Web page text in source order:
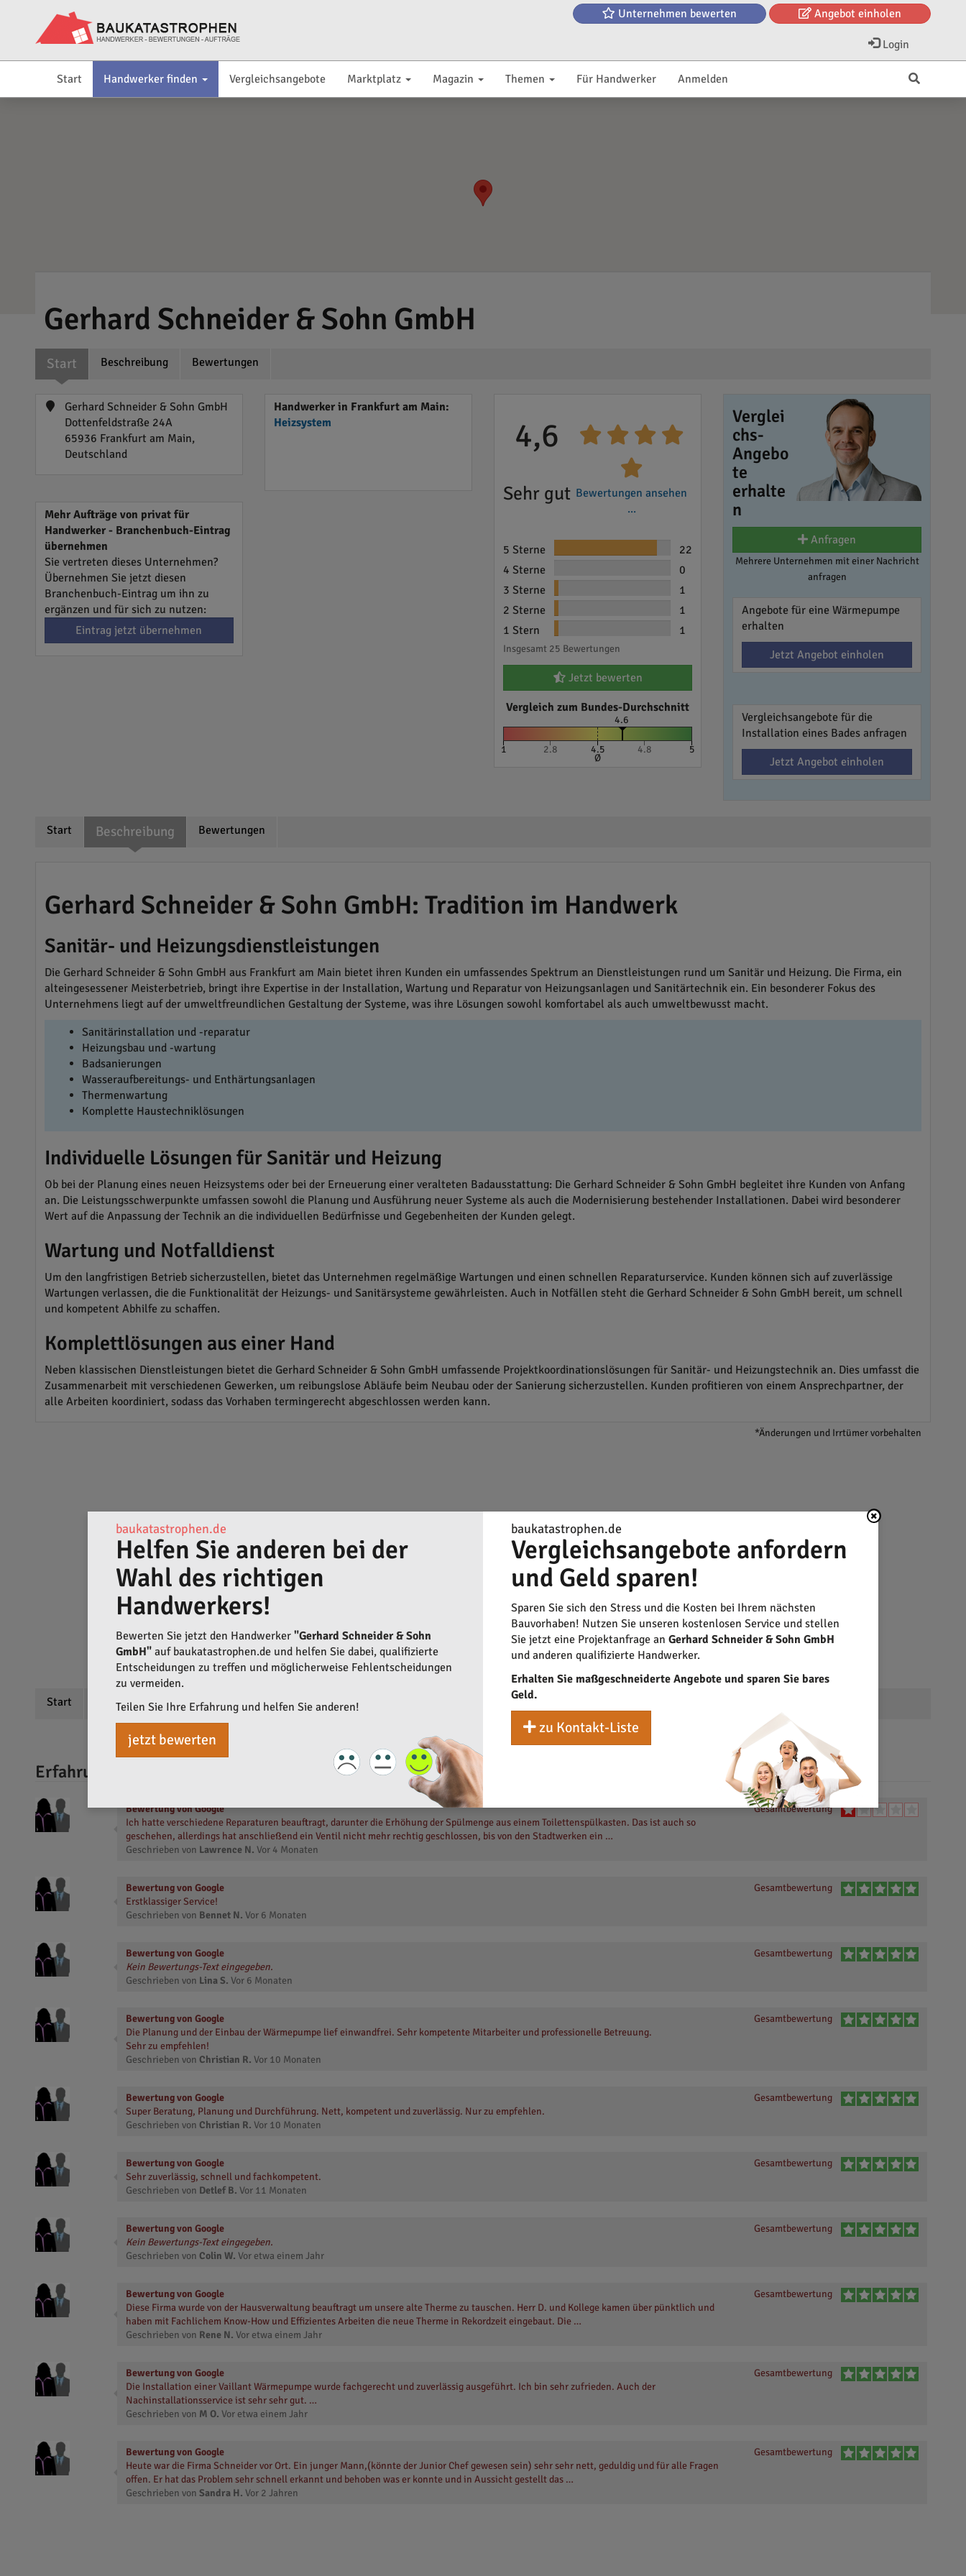
Unternehmen bewerten Angebot einholen
Login
Start Handwerker finden Vergleichsangebote Marktplatz Magazin Themen Für Handwerker Anmelden
Gerhard Schneider & Sohn GmbH
Start Beschreibung Bewertungen
Gerhard Schneider & Sohn GmbH
Dottenfeldstraße 24A
65936 Frankfurt am Main,
Deutschland
Handwerker in Frankfurt am Main:
Heizsystem
Mehr Aufträge von privat für
Handwerker - Branchenbuch-Eintrag
übernehmen
Sie vertreten dieses Unternehmen?
Übernehmen Sie jetzt diesen
Branchenbuch-Eintrag um ihn zu
ergänzen und für sich zu nutzen:
Eintrag jetzt übernehmen
4,6
Sehr gut Bewertungen ansehen
...
5 Sterne
22
4 Sterne
0
3 Sterne
1
2 Sterne
1
1 Stern
1
Insgesamt 25 Bewertungen
Jetzt bewerten
Vergleich zum Bundes-Durchschnitt
4.6
1 2.8 4.5
Ø
4.8 5
Verglei
chs-
Angebo
te
erhalte
n
Anfragen
Mehrere Unternehmen mit einer Nachricht
anfragen
Angebote für eine Wärmepumpe
erhalten
Jetzt Angebot einholen
Vergleichsangebote für die
Installation eines Bades anfragen
Jetzt Angebot einholen
Start Beschreibung Bewertungen
Gerhard Schneider & Sohn GmbH: Tradition im Handwerk
Sanitär- und Heizungsdienstleistungen
Die Gerhard Schneider & Sohn GmbH aus Frankfurt am Main bietet ihren Kunden ein umfassendes Spektrum an Dienstleistungen rund um Sanitär und Heizung. Die Firma, ein
alteingesessener Meisterbetrieb, bringt ihre Expertise in der Installation, Wartung und Reparatur von Heizungsanlagen und Sanitärtechnik ein. Ein besonderer Fokus des
Unternehmens liegt auf der umweltfreundlichen Gestaltung der Systeme, was ihre Lösungen sowohl komfortabel als auch umweltbewusst macht.
Sanitärinstallation und -reparatur
Heizungsbau und -wartung
Badsanierungen
Wasseraufbereitungs- und Enthärtungsanlagen
Thermenwartung
Komplette Haustechniklösungen
Individuelle Lösungen für Sanitär und Heizung
Ob bei der Planung eines neuen Heizsystems oder bei der Erneuerung einer veralteten Badausstattung: Die Gerhard Schneider & Sohn GmbH begleitet ihre Kunden von Anfang
an. Die Leistungsschwerpunkte umfassen sowohl die Planung und Ausführung neuer Systeme als auch die Modernisierung bestehender Installationen. Dabei wird besonderer
Wert auf die Anpassung der Technik an die individuellen Bedürfnisse und Gegebenheiten der Kunden gelegt.
Wartung und Notfalldienst
Um den langfristigen Betrieb sicherzustellen, bietet das Unternehmen regelmäßige Wartungen und einen schnellen Reparaturservice. Kunden können sich auf zuverlässige
Wartungen verlassen, die die Funktionalität der Heizungs- und Sanitärsysteme gewährleisten. Auch in Notfällen steht die Gerhard Schneider & Sohn GmbH bereit, um schnell
und kompetent Abhilfe zu schaffen.
Komplettlösungen aus einer Hand
Neben klassischen Dienstleistungen bietet die Gerhard Schneider & Sohn GmbH umfassende Projektkoordinationslösungen für Sanitär- und Heizungstechnik an. Dies umfasst die
Zusammenarbeit mit verschiedenen Gewerken, um reibungslose Abläufe beim Neubau oder der Sanierung sicherzustellen. Kunden profitieren von einem Ansprechpartner, der
alle Arbeiten koordiniert, sodass das Vorhaben termingerecht abgeschlossen werden kann.
*Änderungen und Irrtümer vorbehalten
Start Beschreibung Bewertungen
Erfahrungen mit Gerhard Schneider & Sohn GmbH
Gesamtbewertung
Bewertung von Google
Ich hatte verschiedene Reparaturen beauftragt, darunter die Erhöhung der Spülmenge aus einem Toilettenspülkasten. Das ist auch so
geschehen, allerdings hat anschließend ein Ventil nicht mehr rechtig geschlossen, bis von den Stadtwerken ein …
Geschrieben von Lawrence N. Vor 4 Monaten
Gesamtbewertung
Bewertung von Google
Erstklassiger Service!
Geschrieben von Bennet N. Vor 6 Monaten
Gesamtbewertung
Bewertung von Google
Kein Bewertungs-Text eingegeben.
Geschrieben von Lina S. Vor 6 Monaten
Gesamtbewertung
Bewertung von Google
Die Planung und der Einbau der Wärmepumpe lief einwandfrei. Sehr kompetente Mitarbeiter und professionelle Betreuung.
Sehr zu empfehlen!
Geschrieben von Christian R. Vor 10 Monaten
Gesamtbewertung
Bewertung von Google
Super Beratung, Planung und Durchführung. Nett, kompetent und zuverlässig. Nur zu empfehlen.
Geschrieben von Christian R. Vor 10 Monaten
Gesamtbewertung
Bewertung von Google
Sehr zuverlässig, schnell und fachkompetent.
Geschrieben von Detlef B. Vor 11 Monaten
Gesamtbewertung
Bewertung von Google
Kein Bewertungs-Text eingegeben.
Geschrieben von Colin W. Vor etwa einem Jahr
Gesamtbewertung
Bewertung von Google
Diese Firma wurde von der Hausverwaltung beauftragt um unsere alte Therme zu tauschen. Herr D. und Kollege kamen über pünktlich und
haben mit Fachlichem Know-How und Effizientes Arbeiten die neue Therme in Rekordzeit eingebaut. Die …
Geschrieben von Rene N. Vor etwa einem Jahr
Gesamtbewertung
Bewertung von Google
Die Installation einer Vaillant Wärmepumpe wurde fachgerecht und zuverlässig ausgeführt. Ich bin sehr zufrieden. Auch der
Nachinstallationsservice ist sehr sehr gut. …
Geschrieben von M O. Vor etwa einem Jahr
Gesamtbewertung
Bewertung von Google
Heute war die Firma Schneider vor Ort. Ein junger Mann,(könnte der Junior Chef gewesen sein) sehr sehr nett, geduldig und für alle Fragen
offen. Er hat das Problem sehr schnell erkannt und behoben was er konnte und in Aussicht gestellt das …
Geschrieben von Sandra H. Vor 2 Jahren
baukatastrophen.de
Helfen Sie anderen bei der
Wahl des richtigen
Handwerkers!
Bewerten Sie jetzt den Handwerker "Gerhard Schneider & Sohn
GmbH" auf baukatastrophen.de und helfen Sie dabei, qualifizierte
Entscheidungen zu treffen und möglicherweise Fehlentscheidungen
zu vermeiden.
Teilen Sie Ihre Erfahrung und helfen Sie anderen!
jetzt bewerten
baukatastrophen.de
Vergleichsangebote anfordern
und Geld sparen!
Sparen Sie sich den Stress und die Kosten bei Ihrem nächsten
Bauvorhaben! Nutzen Sie unseren kostenlosen Service und stellen
Sie jetzt eine Projektanfrage an Gerhard Schneider & Sohn GmbH
und anderen qualifizierte Handwerker.
Erhalten Sie maßgeschneiderte Angebote und sparen Sie bares
Geld.
zu Kontakt-Liste